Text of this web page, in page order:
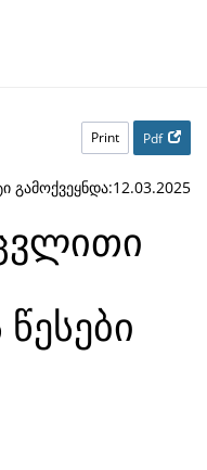
Print Pdf
გამოქვეყნდა:12.03.2025